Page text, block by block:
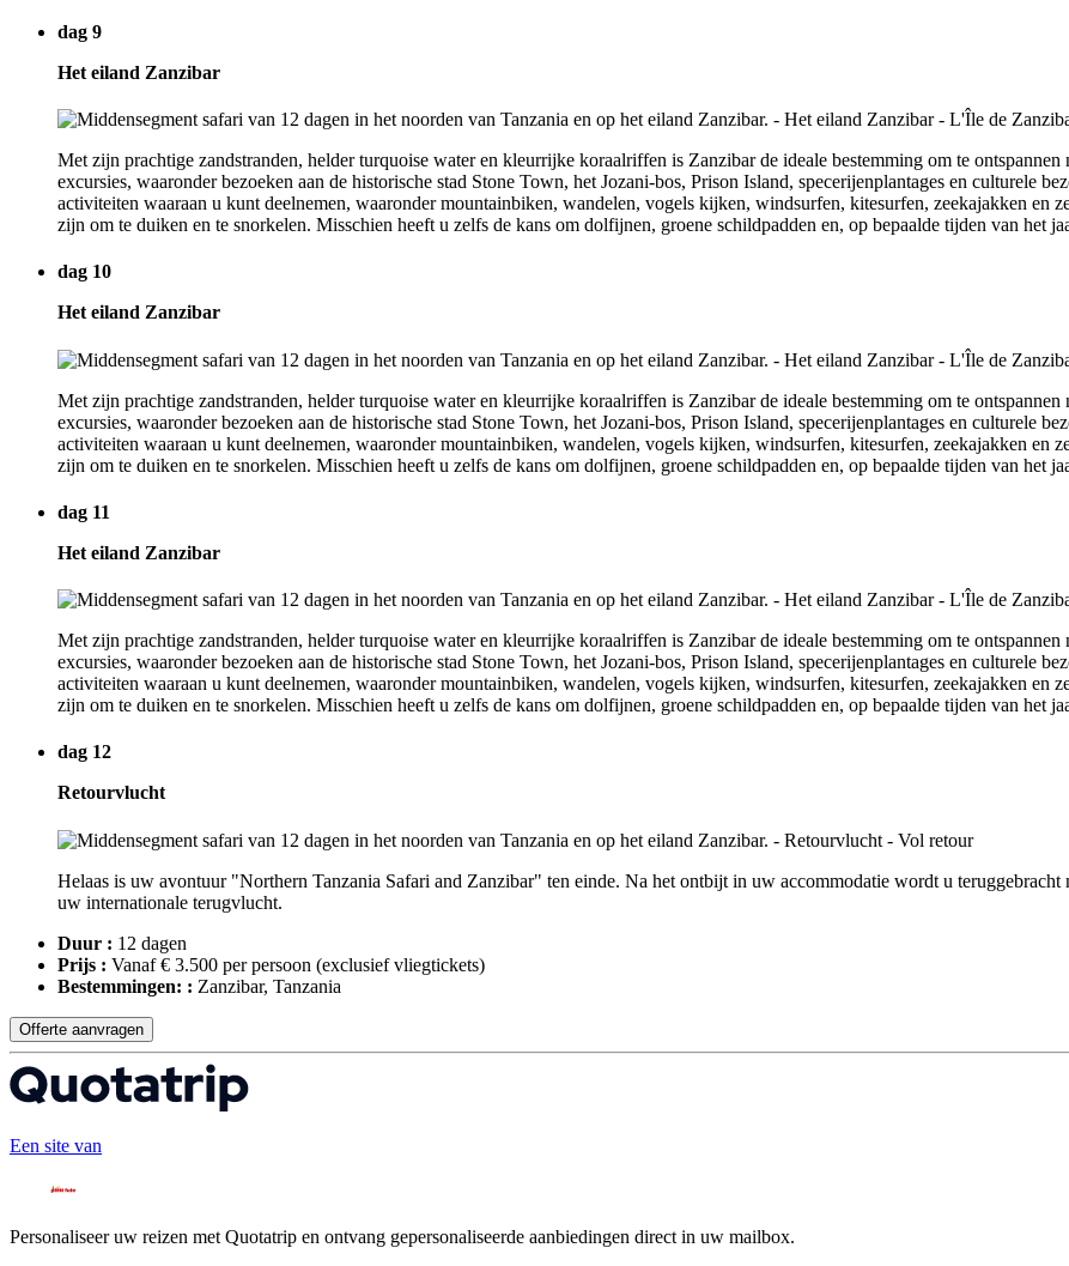
dag 9
Het eiland Zanzibar
Met zijn prachtige zandstranden, helder turquoise water en kleurrijke koraalriffen is Zanzibar de ideale bestemming om te
excursies, waaronder bezoeken aan de historische stad Stone Town, het Jozani-bos, Prison Island, specerijenplantages en culturele
activiteiten waaraan u kunt deelnemen, waaronder mountainbiken, wandelen, vogels kijken, windsurfen, kitesurfen, zeekajakken en
zijn om te duiken en te snorkelen. Misschien heeft u zelfs de kans om dolfijnen, groene schildpadden en, op bepaalde tijden van het
dag 10
Het eiland Zanzibar
Met zijn prachtige zandstranden, helder turquoise water en kleurrijke koraalriffen is Zanzibar de ideale bestemming om te
excursies, waaronder bezoeken aan de historische stad Stone Town, het Jozani-bos, Prison Island, specerijenplantages en culturele
activiteiten waaraan u kunt deelnemen, waaronder mountainbiken, wandelen, vogels kijken, windsurfen, kitesurfen, zeekajakken en
zijn om te duiken en te snorkelen. Misschien heeft u zelfs de kans om dolfijnen, groene schildpadden en, op bepaalde tijden van het
dag 11
Het eiland Zanzibar
Met zijn prachtige zandstranden, helder turquoise water en kleurrijke koraalriffen is Zanzibar de ideale bestemming om te
excursies, waaronder bezoeken aan de historische stad Stone Town, het Jozani-bos, Prison Island, specerijenplantages en culturele
activiteiten waaraan u kunt deelnemen, waaronder mountainbiken, wandelen, vogels kijken, windsurfen, kitesurfen, zeekajakken en
zijn om te duiken en te snorkelen. Misschien heeft u zelfs de kans om dolfijnen, groene schildpadden en, op bepaalde tijden van het
dag 12
Retourvlucht
Helaas is uw avontuur "Northern Tanzania Safari and Zanzibar" ten einde. Na het ontbijt in uw accommodatie wordt u
uw internationale terugvlucht.
Duur : 12 dagen
Prijs : Vanaf € 3.500 per persoon (exclusief vliegtickets)
Bestemmingen: : Zanzibar, Tanzania
Offerte aanvragen
Een site van
Personaliseer uw reizen met Quotatrip en ontvang gepersonaliseerde aanbiedingen direct in uw mailbox.